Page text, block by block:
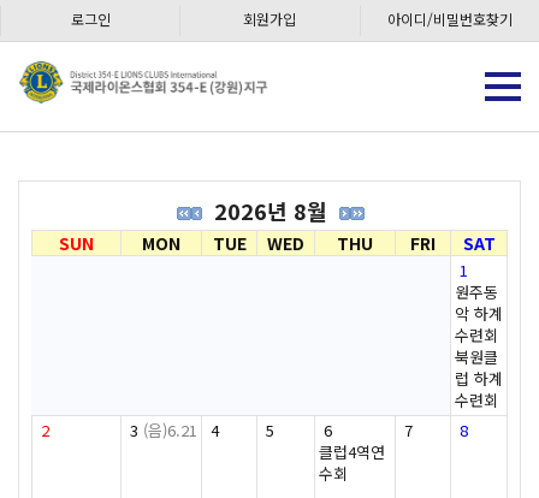
로그인 회원가입 아이디/비밀번호찾기
2026년 8월
SUN MON TUE WED THU FRI SAT
1
원주동
악 하계
수련회
북원클
럽 하계
수련회
2
3 (음)6.21 4 5
6
클럽4역연
수회
7 8